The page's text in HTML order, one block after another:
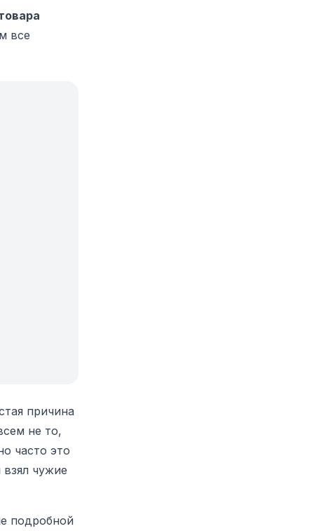
все
причина
не то,
часто это
чужие
подробной